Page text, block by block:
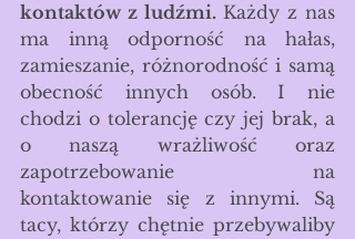
kontaktów z ludźmi. Każdy z nas
ma inną odporność na hałas,
zamieszanie, różnorodność i samą
obecność innych osób. I nie
chodzi o tolerancję czy jej brak, a
o naszą wrażliwość oraz
zapotrzebowanie na
kontaktowanie się z innymi. Są
tacy, którzy chętnie przebywaliby